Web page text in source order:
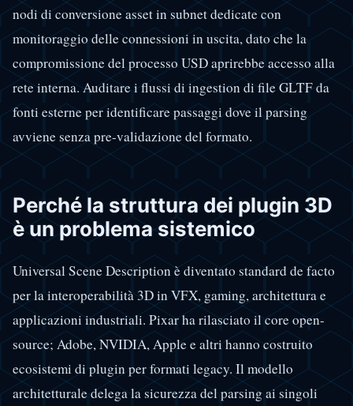
nodi di conversione asset in subnet dedicate con
monitoraggio delle connessioni in uscita, dato che la
compromissione del processo USD aprirebbe accesso alla
rete interna. Auditare i flussi di ingestion di file GLTF da
fonti esterne per identificare passaggi dove il parsing
avviene senza pre-validazione del formato.
Perché la struttura dei plugin 3D
è un problema sistemico
Universal Scene Description è diventato standard de facto
per la interoperabilità 3D in VFX, gaming, architettura e
applicazioni industriali. Pixar ha rilasciato il core open-
source; Adobe, NVIDIA, Apple e altri hanno costruito
ecosistemi di plugin per formati legacy. Il modello
architetturale delega la sicurezza del parsing ai singoli